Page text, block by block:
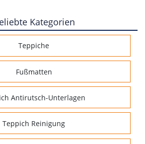
Kategorien
Teppiche
Fußmatten
Antirutsch-Unterlagen
Teppich Reinigung